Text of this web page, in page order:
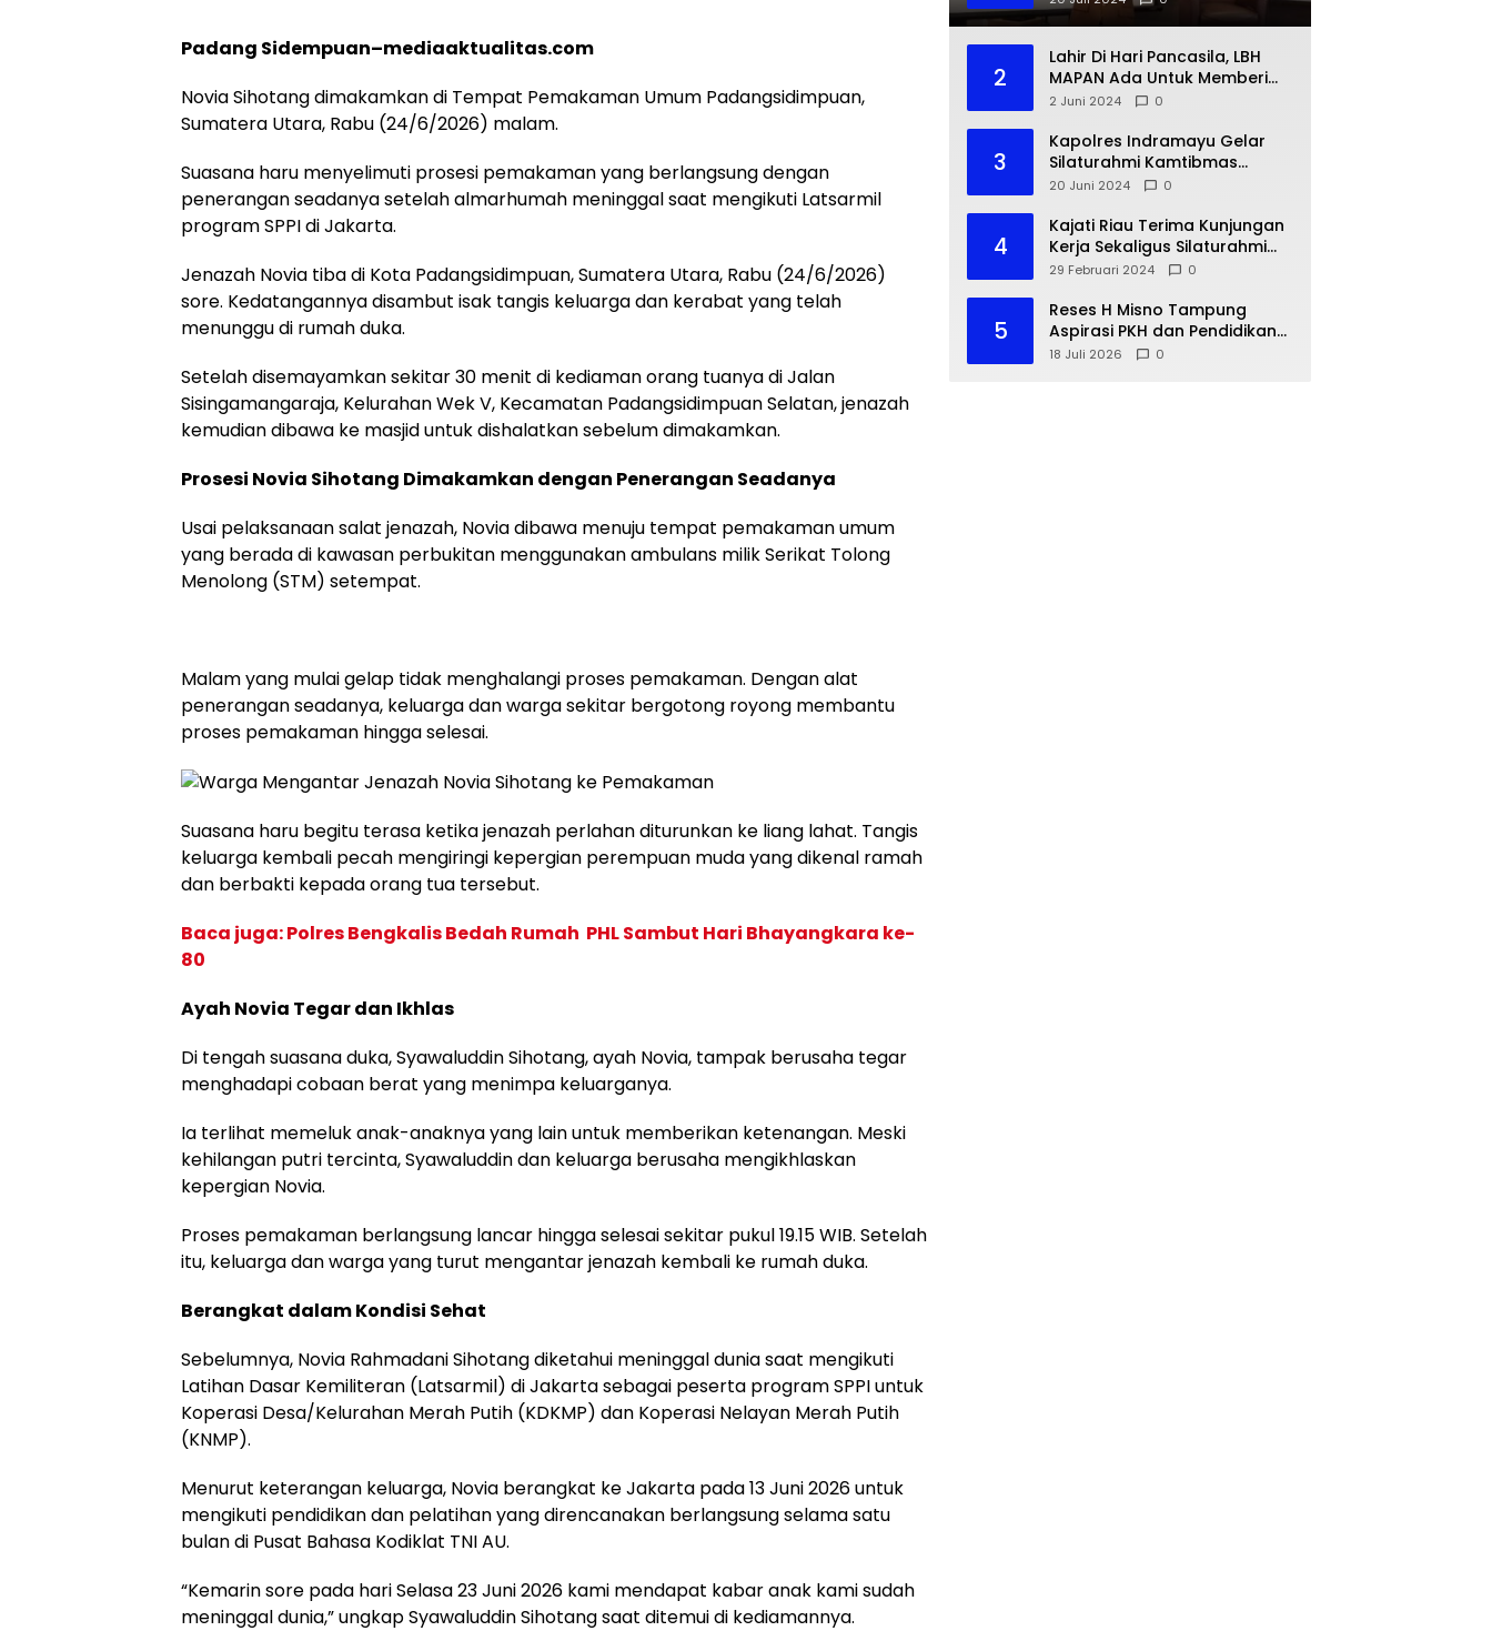
Padang Sidempuan–mediaaktualitas.com
Novia Sihotang dimakamkan di Tempat Pemakaman Umum Padangsidimpuan,
Sumatera Utara, Rabu (24/6/2026) malam.
Suasana haru menyelimuti prosesi pemakaman yang berlangsung dengan
penerangan seadanya setelah almarhumah meninggal saat mengikuti Latsarmil
program SPPI di Jakarta.
Jenazah Novia tiba di Kota Padangsidimpuan, Sumatera Utara, Rabu (24/6/2026)
sore. Kedatangannya disambut isak tangis keluarga dan kerabat yang telah
menunggu di rumah duka.
Setelah disemayamkan sekitar 30 menit di kediaman orang tuanya di Jalan
Sisingamangaraja, Kelurahan Wek V, Kecamatan Padangsidimpuan Selatan, jenazah
kemudian dibawa ke masjid untuk dishalatkan sebelum dimakamkan.
Prosesi Novia Sihotang Dimakamkan dengan Penerangan Seadanya
Usai pelaksanaan salat jenazah, Novia dibawa menuju tempat pemakaman umum
yang berada di kawasan perbukitan menggunakan ambulans milik Serikat Tolong
Menolong (STM) setempat.
Malam yang mulai gelap tidak menghalangi proses pemakaman. Dengan alat
penerangan seadanya, keluarga dan warga sekitar bergotong royong membantu
proses pemakaman hingga selesai.
Suasana haru begitu terasa ketika jenazah perlahan diturunkan ke liang lahat. Tangis
keluarga kembali pecah mengiringi kepergian perempuan muda yang dikenal ramah
dan berbakti kepada orang tua tersebut.
Baca juga: Polres Bengkalis Bedah Rumah PHL Sambut Hari Bhayangkara ke-
80
Ayah Novia Tegar dan Ikhlas
Di tengah suasana duka, Syawaluddin Sihotang, ayah Novia, tampak berusaha tegar
menghadapi cobaan berat yang menimpa keluarganya.
Ia terlihat memeluk anak-anaknya yang lain untuk memberikan ketenangan. Meski
kehilangan putri tercinta, Syawaluddin dan keluarga berusaha mengikhlaskan
kepergian Novia.
Proses pemakaman berlangsung lancar hingga selesai sekitar pukul 19.15 WIB. Setelah
itu, keluarga dan warga yang turut mengantar jenazah kembali ke rumah duka.
Berangkat dalam Kondisi Sehat
Sebelumnya, Novia Rahmadani Sihotang diketahui meninggal dunia saat mengikuti
Latihan Dasar Kemiliteran (Latsarmil) di Jakarta sebagai peserta program SPPI untuk
Koperasi Desa/Kelurahan Merah Putih (KDKMP) dan Koperasi Nelayan Merah Putih
(KNMP).
Menurut keterangan keluarga, Novia berangkat ke Jakarta pada 13 Juni 2026 untuk
mengikuti pendidikan dan pelatihan yang direncanakan berlangsung selama satu
bulan di Pusat Bahasa Kodiklat TNI AU.
“Kemarin sore pada hari Selasa 23 Juni 2026 kami mendapat kabar anak kami sudah
meninggal dunia,” ungkap Syawaluddin Sihotang saat ditemui di kediamannya.
2
Lahir Di Hari Pancasila, LBH
MAPAN Ada Untuk Memberi
Bantuan Hukum Gratis Bagi
2 Juni 2024 0
3
Kapolres Indramayu Gelar
Silaturahmi Kamtibmas
dengan IKA PMII
20 Juni 2024 0
4
Kajati Riau Terima Kunjungan
Kerja Sekaligus Silaturahmi
Pejabat Perwakilan Bank
29 Februari 2024 0
5
Reses H Misno Tampung
Aspirasi PKH dan Pendidikan
Warga Air Jamban
18 Juli 2026 0